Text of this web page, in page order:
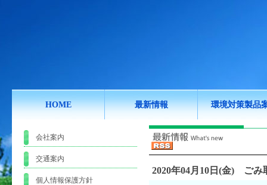
HOME 最新情報 環境対策製品
会社案内
交通案内
個人情報保護方針
2020年04月10日(金) ごみ